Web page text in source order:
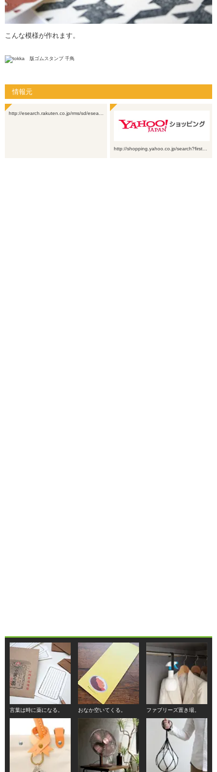
こんな模様が作れます。
情報元
http://esearch.rakuten.co.jp/rms/sd/esea…
http://shopping.yahoo.co.jp/search?first…
言葉は時に薬になる。 おなか空いてくる。 ファブリーズ置き場。